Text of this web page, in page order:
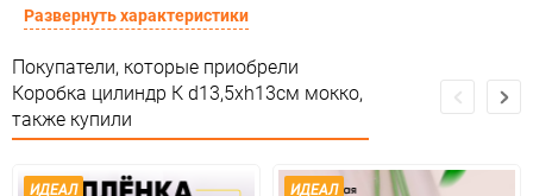
Предназначение товара
Сертификация
Подлежит декларации о
соответствии ЕАС
Особые условия
Минимальное количество 1
Развернуть характеристики
Покупатели, которые приобрели
Коробка цилиндр К d13,5хh13см мокко,
также купили
ИДЕАЛ ИДЕАЛ